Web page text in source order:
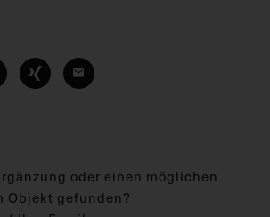
oder einen möglichen
Objekt gefunden?